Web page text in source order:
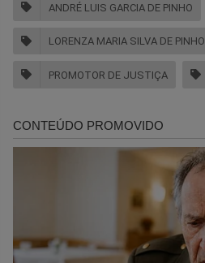
ANDRÉ LUIS GARCIA DE PINHO
LORENZA MARIA SILVA DE PINHO
PROMOTOR DE JUSTIÇA